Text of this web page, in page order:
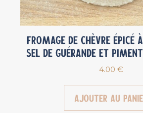
Fromage de chèvre
sel de Guérande et
4.00 €
Ajouter au